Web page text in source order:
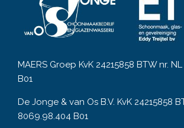
MAERS Groep KvK 24215858 BTW nr.
B01
De Jonge & van Os B.V. KvK 24215858
8069.98.404 B01